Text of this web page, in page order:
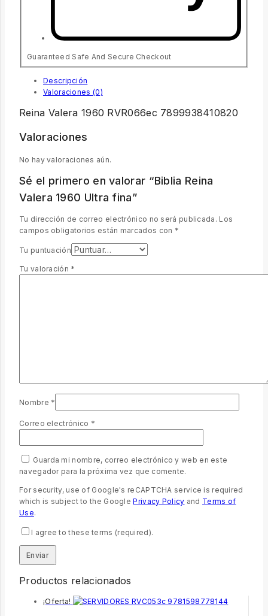
Guaranteed Safe And Secure Checkout
Descripción
Valoraciones (0)
Reina Valera 1960 RVR066ec 7899938410820
Valoraciones
No hay valoraciones aún.
Sé el primero en valorar “Biblia Reina
Valera 1960 Ultra fina”
Tu dirección de correo electrónico no será publicada. Los
campos obligatorios están marcados con *
Tu puntuación
Tu valoración *
Nombre *
Correo electrónico *
Guarda mi nombre, correo electrónico y web en este
navegador para la próxima vez que comente.
For security, use of Google's reCAPTCHA service is required
which is subject to the GooglePrivacy Policy and Terms of
Use.
I agree to these terms (required).
Productos relacionados
¡Oferta!